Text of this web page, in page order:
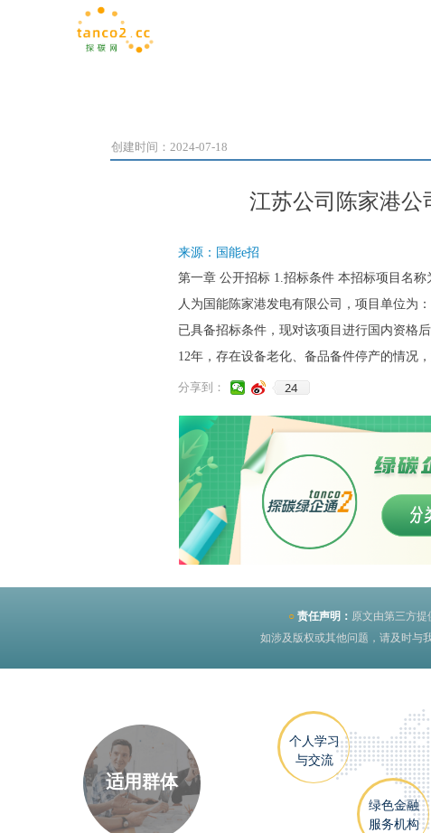
江苏公司陈家港公
来源：国能e招
第一章 公开招标 1.招标条件 本招标项目名
人为国能陈家港发电有限公司，项目单位为
已具备招标条件，现对该项目进行国内资格
12年，存在设备老化、备品备件停产的情况
创建时间： 2024-07-18
○ 责任声明： 原文由第三方提
如涉及版权或其他问题，请及时与
分享到： 24
个人学习
与交流
绿色金融
服务机构
适用群体